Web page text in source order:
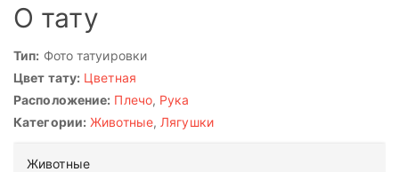
О тату
Тип: Фото татуировки
Цвет тату: Цветная
Расположение: Плечо, Рука
Категории: Животные, Лягушки
Животные